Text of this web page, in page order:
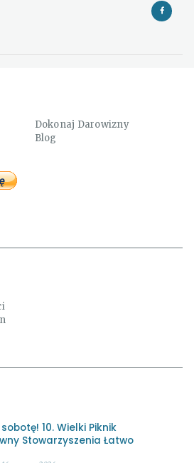
Dokonaj Darowizny
Blog
10. Wielki Piknik
Stowarzyszenia Łatwo